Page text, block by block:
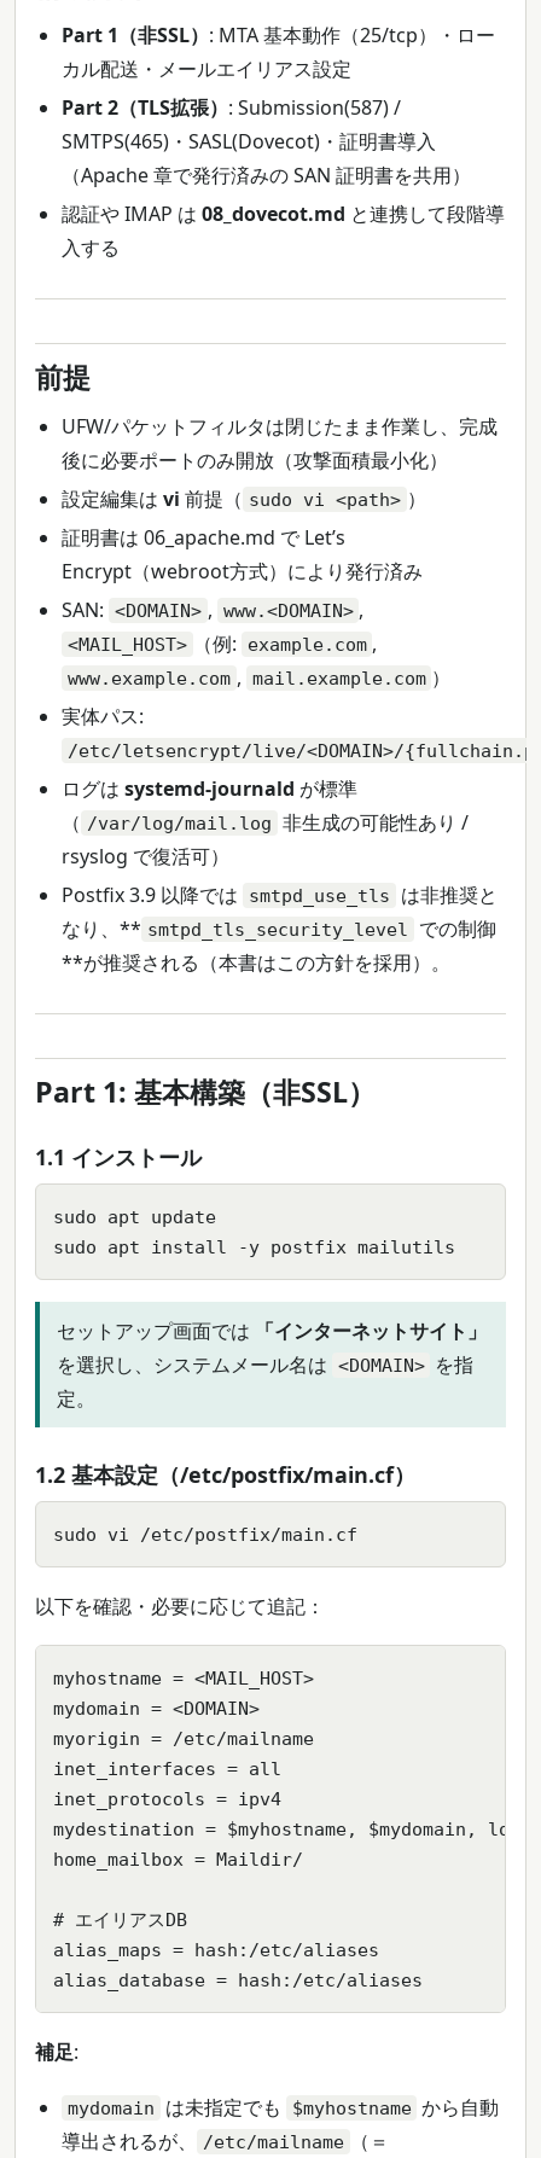
Part 1（非SSL） : MTA 基本動作（25/tcp）・ロー
カル配送・メールエイリアス設定
Part 2（TLS拡張） : Submission(587) /
SMTPS(465)・SASL(Dovecot)・証明書導入
（Apache 章で発行済みの SAN 証明書を共用）
認証や IMAP は08_dovecot.md と連携して段階導
入する
前提
UFW/パケットフィルタは閉じたまま作業し、完成
後に必要ポートのみ開放（攻撃面積最小化）
設定編集はvi 前提（ sudo vi <path> ）
証明書は 06_apache.md で Let’s
Encrypt（webroot方式）により発行済み
SAN: <DOMAIN> , www.<DOMAIN> ,
<MAIL_HOST> （例: example.com ,
www.example.com , mail.example.com ）
実体パス:
/etc/letsencrypt/live/<DOMAIN>/
ログはsystemd-journald が標準
（ /var/log/mail.log 非生成の可能性あり /
rsyslog で復活可）
Postfix 3.9 以降では
smtpd_use_tls
は非推奨と
なり、** smtpd_tls_security_level
での制御
**が推奨される（本書はこの方針を採用）。
Part 1: 基本構築（非SSL）
1.1 インストール
sudo apt update
sudo apt install -y postfix mailutils
セットアップ画面では
「インターネットサイト」
を選択し、システムメール名は <DOMAIN>
を指
定。
1.2 基本設定（/etc/postfix/main.cf）
sudo vi /etc/postfix/main.cf
以下を確認・必要に応じて追記：
myhostname = <MAIL_HOST>
mydomain = <DOMAIN>
myorigin = /etc/mailname
inet_interfaces = all
inet_protocols = ipv4
mydestination = $myhostname, $mydomain,
home_mailbox = Maildir/
# エイリアスDB
alias_maps = hash:/etc/aliases
alias_database = hash:/etc/aliases
補足:
mydomain は未指定でも $myhostname から自動
導出されるが、
/etc/mailname （＝